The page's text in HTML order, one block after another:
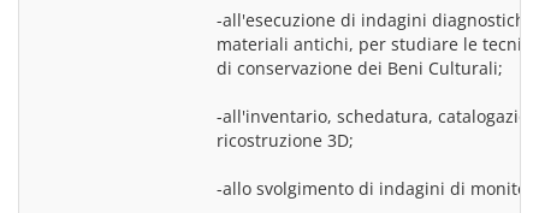
-all'esecuzione di indagini
materiali antichi, per studiare le
di conservazione dei Beni Culturali;
-all'inventario, schedatura,
ricostruzione 3D;
-allo svolgimento di indagini di